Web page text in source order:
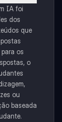
IA foi
dos
que
os
o
ou
baseada